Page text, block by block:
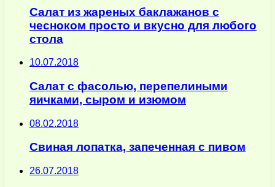
Салат из жареных баклажанов с
чесноком просто и вкусно для любого
стола
10.07.2018
Салат с фасолью, перепелиными
яичками, сыром и изюмом
08.02.2018
Свиная лопатка, запеченная с пивом
26.07.2018